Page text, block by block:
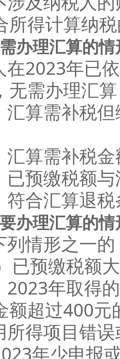
所得计算纳
理汇算的情
2023年已依
无需办理汇
算需补税但
算需补税金
预缴税额与
合汇算退税
理汇算的情
情形之一的
预缴税额大
年取得的
额超过400元
得项目错误
年少申报